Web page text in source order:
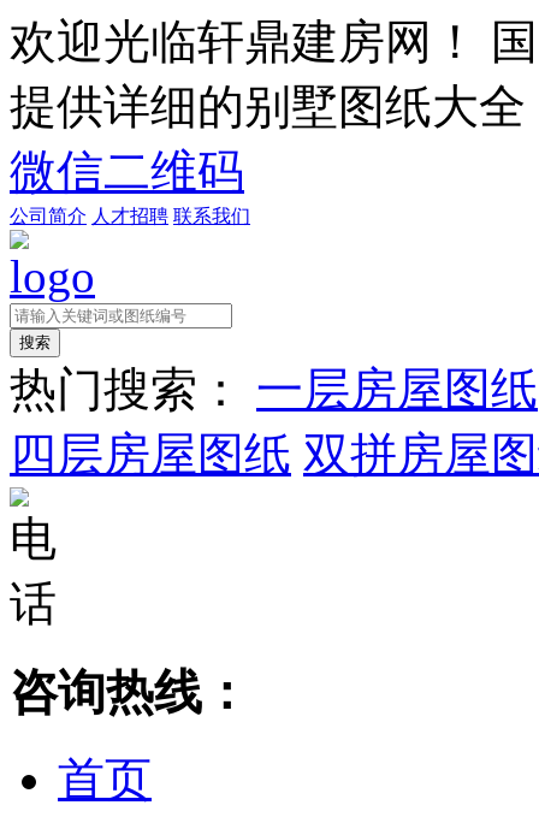
欢迎光临轩鼎建房网！
提供详细的别墅图纸大
微信二维码
公司简介 人才招聘 联系我们
热门搜索： 一层房屋图纸
四层房屋图纸 双拼房屋
咨询热线：
首页